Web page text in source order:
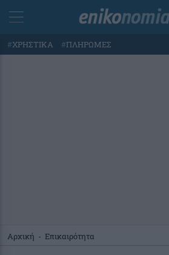
#ΧΡΗΣΤΙΚΑ #ΠΛΗΡΩΜΕΣ
Αρχική - Επικαιρότητα